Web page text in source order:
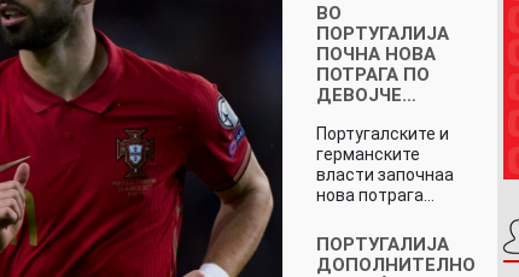
ВО
ПОРТУГАЛИЈА
ПОЧНА НОВА
ПОТРАГА ПО
ДЕВОЈЧЕ…
Португалските и
германските
власти започнаа
нова потрага…
ПОРТУГАЛИЈА
ДОПОЛНИТЕЛНО